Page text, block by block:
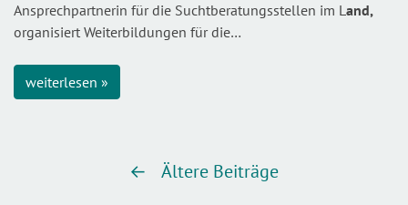
Ansprechpartnerin für die Suchtberatungsstellen im Land,
organisiert Weiterbildungen für die…
weiterlesen »
BeitragsnavigationÄltere Beiträge